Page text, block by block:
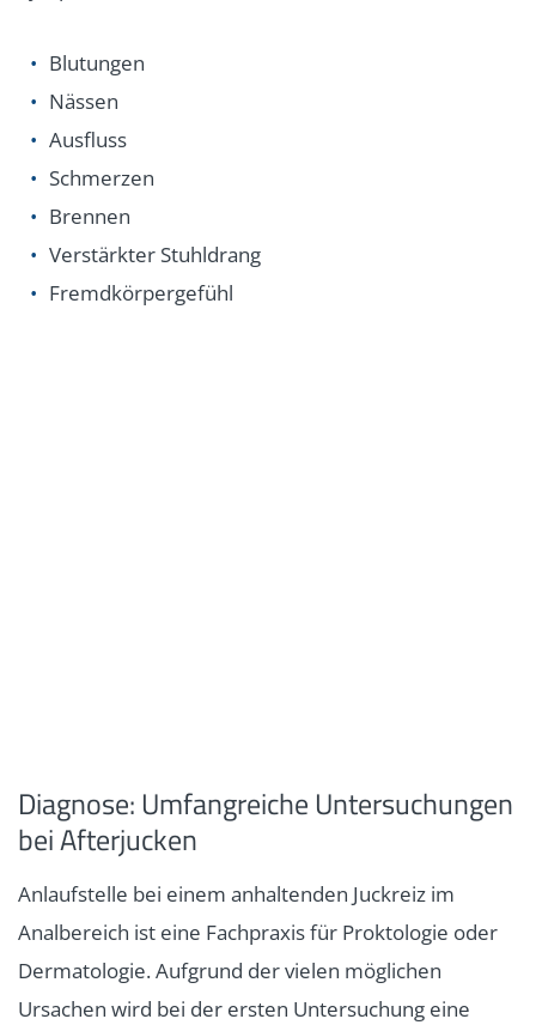
Blutungen
Nässen
Ausfluss
Schmerzen
Brennen
Verstärkter Stuhldrang
Fremdkörpergefühl
Diagnose: Umfangreiche Untersuchungen
bei Afterjucken
Anlaufstelle bei einem anhaltenden Juckreiz im
Analbereich ist eine Fachpraxis für Proktologie oder
Dermatologie. Aufgrund der vielen möglichen
Ursachen wird bei der ersten Untersuchung eine